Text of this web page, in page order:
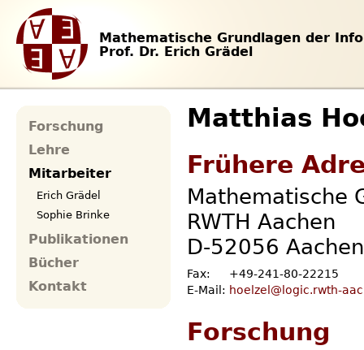
Mathematische Grundlagen der
Prof. Dr. Erich Grädel
Matthias
Frühere
Mathematische
RWTH Aachen
D-52056 Aachen
Fax:
+49-241-80-22215
E-Mail: hoelzel@logic.rwth-
Forschung
Forschung
Lehre
Mitarbeiter
Erich Grädel
Sophie Brinke
Publikationen
Bücher
Kontakt